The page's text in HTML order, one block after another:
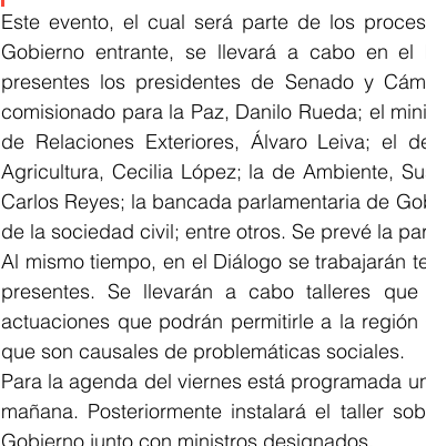
Este evento, el cual será parte de los
Gobierno entrante, se llevará a cabo en el
presentes los presidentes de Senado y
comisionado para la Paz, Danilo Rueda; el
de Relaciones Exteriores, Álvaro Leiva; el
Agricultura, Cecilia López; la de Ambiente,
Carlos Reyes; la bancada parlamentaria de
de la sociedad civil; entre otros. Se prevé la
Al mismo tiempo, en el Diálogo se trabajarán
presentes. Se llevarán a cabo talleres
actuaciones que podrán permitirle a la
que son causales de problemáticas sociales.
Para la agenda del viernes está programada
mañana. Posteriormente instalará el taller